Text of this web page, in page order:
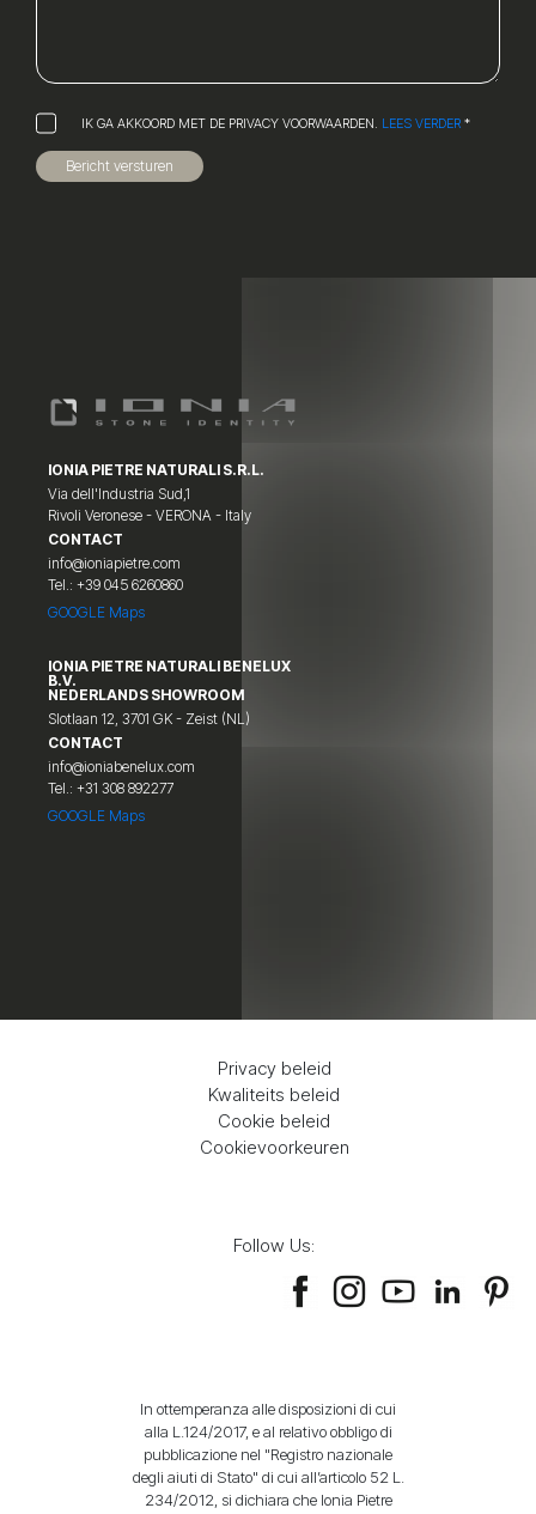
IK GA AKKOORD MET DE PRIVACY VOORWAARDEN. LEES VERDER *
Bericht versturen
IONIA PIETRE NATURALI S.R.L.
Via dell'Industria Sud,1
Rivoli Veronese - VERONA - Italy
CONTACT
info@ioniapietre.com
Tel.: +39 045 6260860
GOOGLE Maps
IONIA PIETRE NATURALI BENELUX
B.V.
NEDERLANDS SHOWROOM
Slotlaan 12, 3701 GK - Zeist (NL)
CONTACT
info@ioniabenelux.com
Tel.: +31 308 892277
GOOGLE Maps
Privacy beleid
Kwaliteits beleid
Cookie beleid
Cookievoorkeuren
Follow Us:
In ottemperanza alle disposizioni di cui
alla L.124/2017, e al relativo obbligo di
pubblicazione nel "Registro nazionale
degli aiuti di Stato" di cui all’articolo 52 L.
234/2012, si dichiara che Ionia Pietre